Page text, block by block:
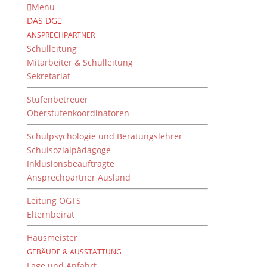
Menu
DAS DG
ANSPRECHPARTNER
Schulleitung
Mitarbeiter & Schulleitung
Sekretariat
Stufenbetreuer
Oberstufenkoordinatoren
Schulpsychologie und Beratungslehrer
Schulsozialpädagoge
Inklusionsbeauftragte
Ansprechpartner Ausland
Leitung OGTS
Elternbeirat
Hausmeister
GEBÄUDE & AUSSTATTUNG
Aktion
„Weihnachtstrucker“
vonDientzenhofer-Gymnasium|9. Januar 2024